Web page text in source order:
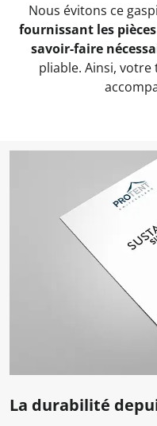
Nous évitons ce
fournissant les
savoir-faire
pliable. Ainsi,
La durabilité